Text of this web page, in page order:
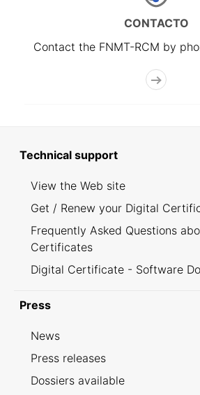
CONTACTO
Contact the FNMT-RCM by
Technical support
View the Web site
Get / Renew your Digital
Frequently Asked Questions
Certificates
Digital Certificate - Software
Press
News
Press releases
Dossiers available